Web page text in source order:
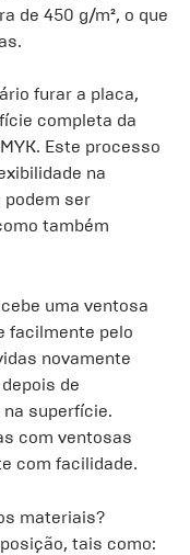
de 450 g/m², o que
furar a placa,
completa da
Este processo
na
podem ser
também
uma ventosa
facilmente pelo
novamente
de
superfície.
com ventosas
com facilidade.
materiais?
tais como: